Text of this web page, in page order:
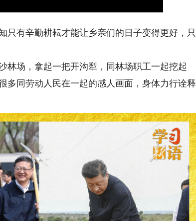
有辛勤耕耘才能让乡亲们的日子变得更好，只
场，拿起一把开沟犁，同林场职工一起挖起
同劳动人民在一起的感人画面，身体力行诠释